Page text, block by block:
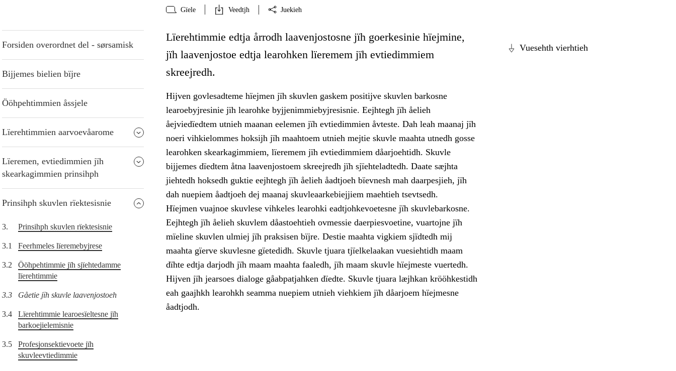
Gïele Veedtjh Juekieh
Forsiden overordnet del - sørsamisk
Bijjemes bielien bïjre
Ööhpehtimmien åssjele
Lïerehtimmien aarvoevåarome
Lïeremen, evtiedimmien jïh
skearkagimmien prinsihph
Prinsihph skuvlen rïektesisnie
3. Prinsihph skuvlen rïektesisnie
3.1 Feerhmeles lïeremebyjrese
3.2
Ööhpehtimmie jïh sjïehtedamme
lïerehtimmie
3.3 Gåetie jïh skuvle laavenjostoeh
3.4
Lïerehtimmie learoesïeltesne jïh
barkoejielemisnie
3.5
Profesjonsektievoete jïh
skuvleevtiedimmie
Vuesehth vierhtieh
Lïerehtimmie edtja årrodh laavenjostosne jïh goerkesinie hïejmine,
jïh laavenjostoe edtja learohken lïeremem jïh evtiedimmiem
skreejredh.
Hijven govlesadteme hïejmen jïh skuvlen gaskem positijve skuvlen barkosne
learoebyjresinie jïh learohke byjjenimmiebyjresisnie. Eejhtegh jïh åelieh
åejviedïedtem utnieh maanan eelemen jïh evtiedimmien åvteste. Dah leah maanaj jïh
noeri vihkielommes hoksijh jïh maahtoem utnieh mejtie skuvle maahta utnedh gosse
learohken skearkagimmiem, lïeremem jïh evtiedimmiem dåarjoehtidh. Skuvle
bijjemes dïedtem åtna laavenjostoem skreejredh jïh sjïehteladtedh. Daate sæjhta
jiehtedh hoksedh guktie eejhtegh jïh åelieh åadtjoeh bïevnesh mah daarpesjieh, jïh
dah nuepiem åadtjoeh dej maanaj skuvleaarkebiejjiem maehtieh tsevtsedh.
Hïejmen vuajnoe skuvlese vihkeles learohki eadtjohkevoetesne jïh skuvlebarkosne.
Eejhtegh jïh åelieh skuvlem dåastoehtieh ovmessie daerpiesvoetine, vuartojne jïh
mïeline skuvlen ulmiej jïh praksisen bïjre. Destie maahta vigkiem sjïdtedh mij
maahta gïerve skuvlesne gïetedidh. Skuvle tjuara tjïelkelaakan vuesiehtidh maam
dïhte edtja darjodh jïh maam maahta faaledh, jïh maam skuvle hïejmeste vuertedh.
Hijven jïh jearsoes dialoge gåabpatjahken dïedte. Skuvle tjuara læjhkan krööhkestidh
eah gaajhkh learohkh seamma nuepiem utnieh viehkiem jïh dåarjoem hïejmesne
åadtjodh.